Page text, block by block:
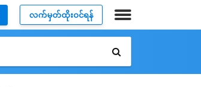
လက်မှတ်ထိုးဝင်ရန်